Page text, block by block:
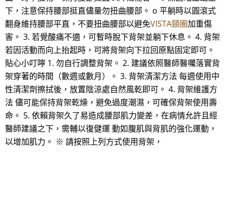
下，注意保持腰部挺直儘量勿扭曲腰部。 o 平躺時以圓滾式
翻身維持腰部平直，不要扭曲腰部以避免VISTA頸圈加重傷
害。 3. 若覺酸痛不適，可暫時脫下背架並躺下休息。 4. 背架
若因活動而向上抬起時，可將背架向下拉回原點固定即可。
貼心小叮嚀 1. 勿自行調整背架。 2. 建議依照醫師醫囑落實背
架穿著的時間（數週或數月）。 3. 背架清潔方法 每週使用中
性清潔劑擦拭後，放置陰涼處自然風乾即可。 4. 背架維護方
法 儘可能保持背架乾燥，避免過度潮濕，可確保背架使用壽
命。 5. 依賴背架久了易造成腰部肌力變差，在病情允許且經
醫師建議之下，需輔以復健運 動如腹肌與背肌的強化運動，
以增加肌力。 ※ 請按照上列方式使用背架，